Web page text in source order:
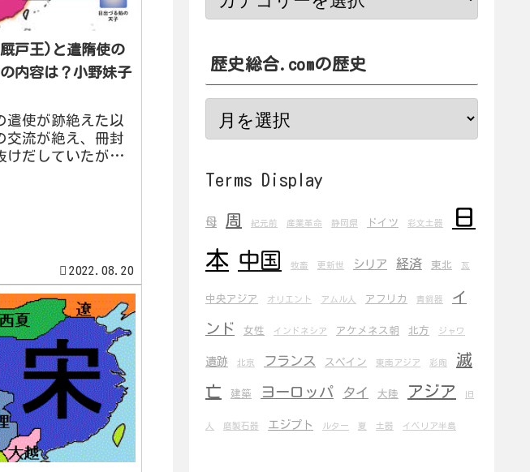
戸王)と遣隋使の
内容は？小野妹子
遣使が跡絶えた以
交流が絶え、冊封
けだしていたが、
王あり、姓は阿毎
2022.08.20
歴史総合.comの歴史
Terms Display
母 周 紀元前 産業革命 静岡県 ドイツ 彩文土器
日
本 中国 牧畜 更新世 シリア 経済 東北 瓦
中央アジア オリエント アムル人 アフリカ 青銅器 イ
ンド 女性 インドネシア アケメネス朝 北方 ジャワ
遺跡 北京 フランス スペイン 東南アジア 彩陶
滅
亡
建築 ヨーロッパ タイ 大陸 アジア 旧
人 磨製石器 エジプト ルター 夏 土器 イベリア半島